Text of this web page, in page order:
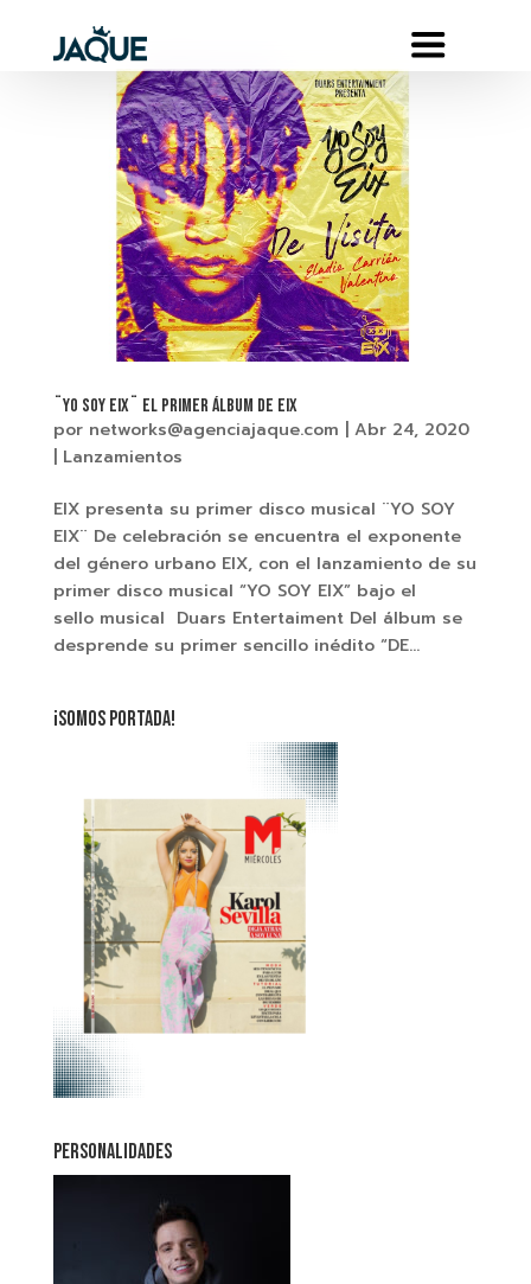
¨YO SOY EIX¨ El primer Álbum de EIX
por networks@agenciajaque.com | Abr 24, 2020
| Lanzamientos
EIX presenta su primer disco musical ¨YO SOY
EIX¨ De celebración se encuentra el exponente
del género urbano EIX, con el lanzamiento de su
primer disco musical “YO SOY EIX” bajo el
sello musical Duars Entertaiment Del álbum se
desprende su primer sencillo inédito “DE...
¡SOMOS PORTADA!
PERSONALIDADES